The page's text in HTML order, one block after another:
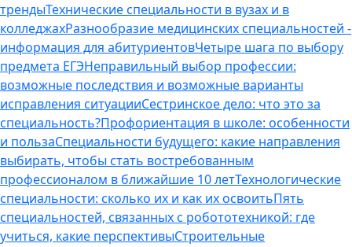
трендыТехнические специальности в вузах и в
колледжахРазнообразие медицинских специальностей -
информация для абитуриентовЧетыре шага по выбору
предмета ЕГЭНеправильный выбор профессии:
возможные последствия и возможные варианты
исправления ситуацииСестринское дело: что это за
специальность?Профориентация в школе: особенности
и пользаСпециальности будущего: какие направления
выбирать, чтобы стать востребованным
профессионалом в ближайшие 10 летТехнологические
специальности: сколько их и как их освоитьПять
специальностей, связанных с робототехникой: где
учиться, какие перспективыСтроительные